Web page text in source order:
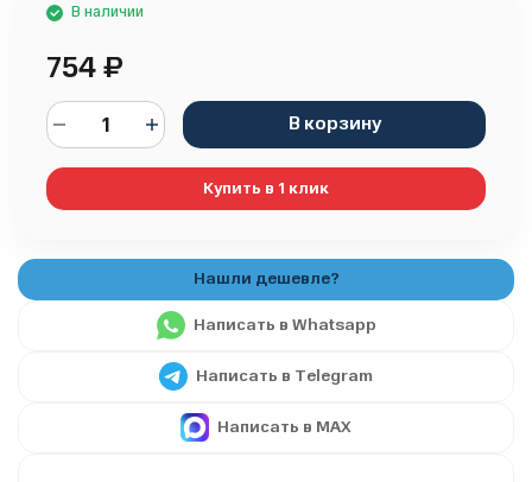
В наличии
754₽
В корзину
Купить в 1 клик
Написать в Whatsapp
Написать в Telegram
Написать в MAX